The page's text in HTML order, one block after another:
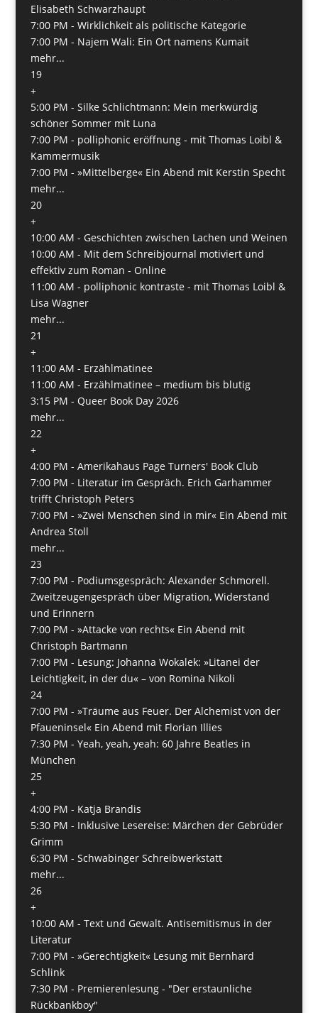
Elisabeth Schwarzhaupt
7:00 PM - Wirklichkeit als politische Kategorie
7:00 PM - Najem Wali: Ein Ort namens Kumait
mehr...
19
+
5:00 PM - Silke Schlichtmann: Mein merkwürdig
schöner Sommer mit Luna
7:00 PM - polliphonic eröffnung - mit Thomas Loibl &
Kammermusik
7:00 PM - »Mittelberge« Ein Abend mit Kerstin Specht
mehr...
20
+
10:00 AM - Geschichten zwischen Lachen und Weinen
10:00 AM - Mit dem Schreibjournal motiviert und
effektiv zum Roman - Online
11:00 AM - polliphonic kontraste - mit Thomas Loibl &
Lisa Wagner
mehr...
21
+
11:00 AM - Erzählmatinee
11:00 AM - Erzählmatinee – medium bis blutig
3:15 PM - Queer Book Day 2026
mehr...
22
+
4:00 PM - Amerikahaus Page Turners' Book Club
7:00 PM - Literatur im Gespräch. Erich Garhammer
trifft Christoph Peters
7:00 PM - »Zwei Menschen sind in mir« Ein Abend mit
Andrea Stoll
mehr...
23
7:00 PM - Podiumsgespräch: Alexander Schmorell.
Zweitzeugengespräch über Migration, Widerstand
und Erinnern
7:00 PM - »Attacke von rechts« Ein Abend mit
Christoph Bartmann
7:00 PM - Lesung: Johanna Wokalek: »Litanei der
Leichtigkeit, in der du« – von Romina Nikoli
24
7:00 PM - »Träume aus Feuer. Der Alchemist von der
Pfaueninsel« Ein Abend mit Florian Illies
7:30 PM - Yeah, yeah, yeah: 60 Jahre Beatles in
München
25
+
4:00 PM - Katja Brandis
5:30 PM - Inklusive Lesereise: Märchen der Gebrüder
Grimm
6:30 PM - Schwabinger Schreibwerkstatt
mehr...
26
+
10:00 AM - Text und Gewalt. Antisemitismus in der
Literatur
7:00 PM - »Gerechtigkeit« Lesung mit Bernhard
Schlink
7:30 PM - Premierenlesung - "Der erstaunliche
Rückbankboy"